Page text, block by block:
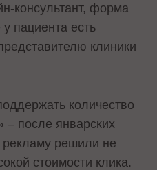
консультант, форма
пациента есть
клиники
количество
– после январских
рекламу решили не
стоимости клика.